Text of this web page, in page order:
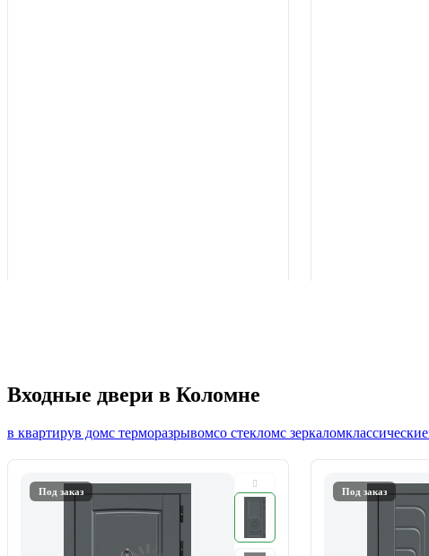
Входные двери в Коломне
в квартирув домс терморазрывомсо стекломс зеркаломклассические
Под заказ Под заказ